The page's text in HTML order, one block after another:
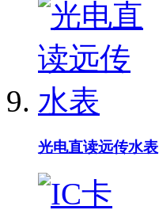
光电直读远传水表